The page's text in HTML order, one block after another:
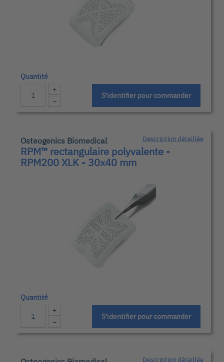
Quantité
+
−
S'identifier pour commander
Osteogenics Biomedical
RPM™ rectangulaire polyvalente -
RPM200 XLK - 30x40 mm
Description détaillée
Quantité
+
−
S'identifier pour commander
Description détaillée